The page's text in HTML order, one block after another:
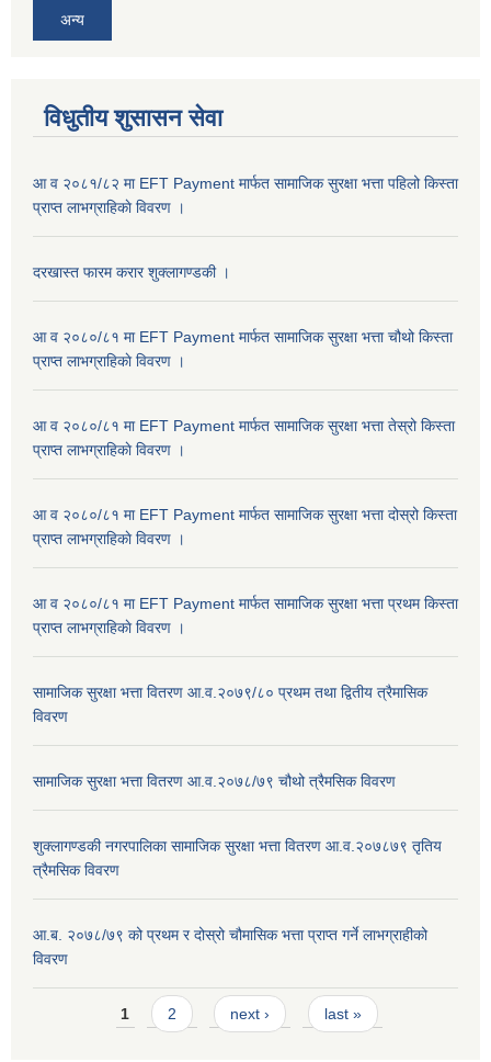
अन्य
विधुतीय शुसासन सेवा
आ व २०८१/८२ मा EFT Payment मार्फत सामाजिक सुरक्षा भत्ता पहिलो किस्ता
प्राप्त लाभग्राहिकाे विवरण ।
दरखास्त फारम करार शुक्लागण्डकी ।
आ व २०८०/८१ मा EFT Payment मार्फत सामाजिक सुरक्षा भत्ता चौथो किस्ता
प्राप्त लाभग्राहिकाे विवरण ।
आ व २०८०/८१ मा EFT Payment मार्फत सामाजिक सुरक्षा भत्ता तेस्रो किस्ता
प्राप्त लाभग्राहिकाे विवरण ।
आ व २०८०/८१ मा EFT Payment मार्फत सामाजिक सुरक्षा भत्ता दोस्रो किस्ता
प्राप्त लाभग्राहिकाे विवरण ।
आ व २०८०/८१ मा EFT Payment मार्फत सामाजिक सुरक्षा भत्ता प्रथम किस्ता
प्राप्त लाभग्राहिकाे विवरण ।
सामाजिक सुरक्षा भत्ता वितरण आ.व.२०७९/८० प्रथम तथा द्वितीय त्रैमासिक
विवरण
सामाजिक सुरक्षा भत्ता वितरण आ.व.२०७८/७९ चौथो त्रैमसिक विवरण
शुक्लागण्डकी नगरपालिका सामाजिक सुरक्षा भत्ता वितरण आ.व.२०७८७९ तृतिय
त्रैमसिक विवरण
आ.ब. २०७८/७९ को प्रथम र दोस्रो चौमासिक भत्ता प्राप्त गर्ने लाभग्राहीको
विवरण
Pages1 2 next › last »